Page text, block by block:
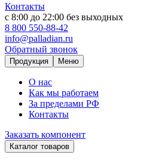
Контакты
с 8:00 до 22:00 без выходных
8 800 550-88-42
info@palladian.ru
Обратный звонок
Продукция Меню
О нас
Как мы работаем
За пределами РФ
Контакты
Заказать компонент
Каталог товаров